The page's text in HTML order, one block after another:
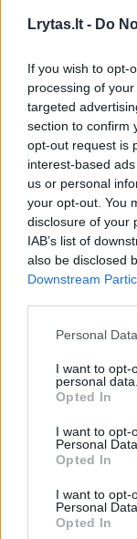
Lrytas.lt - Do
If you wish to opt-
processing of
targeted
section to confirm
opt-out request is
interest-based
us or personal
your opt-out. You
disclosure of your
IAB’s list of
also be disclosed
Downstream
Personal
I want to opt-
personal data.
Opted In
I want to opt-
Personal Data.
Opted In
I want to opt-
Personal
Opted In
Susiję
Kaune
planuoja
eurų (7)
Verslui čia